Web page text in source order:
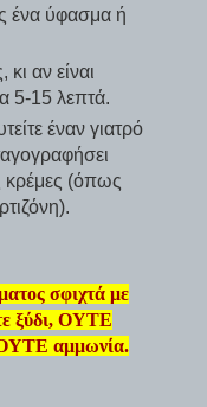
ένα ύφασμα ή
αν είναι
5-15 λεπτά.
έναν γιατρό
κρέμες (όπως
σφιχτά με
ξύδι, ΟΥΤΕ
αμμωνία.